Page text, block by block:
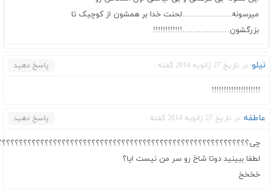
میرسونه……………….لحنت خدا بر همشون از کوچیک تا
بزرگشون………………!!!!!!!!!!!!
نیلو در تاریخ 27 ژانویه 2014 گفته : پاسخ دهید
!!!!!!!!!!!!!!!!!!!!
عاطفه در تاریخ 27 ژانویه 2014 گفته : پاسخ دهید
لطفا ببینید دوتا شاخ رو سر من نیست ایا؟
خخخخ